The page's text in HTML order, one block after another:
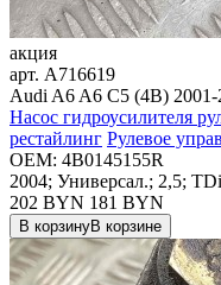
акция
арт. A716619
Audi A6 A6 C5 (4B) 2001-
Насос гидроусилителя
рестайлинг Рулевое
OEM: 4B0145155R
2004; Универсал.; 2,5;
202 BYN 181 BYN
В корзинуВ корзине